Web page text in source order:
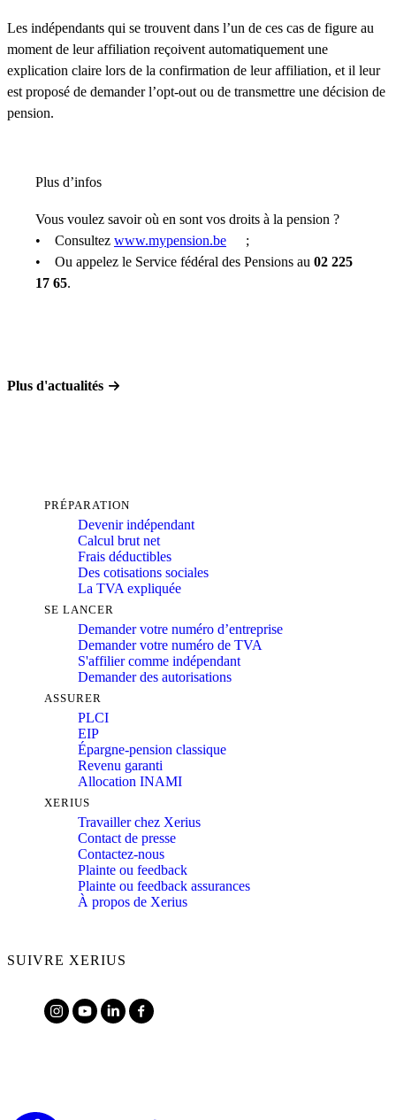
Les indépendants qui se trouvent dans l’un de ces cas de figure au
moment de leur affiliation reçoivent automatiquement une
explication claire lors de la confirmation de leur affiliation, et il leur
est proposé de demander l’opt-out ou de transmettre une décision de
pension.
Plus d’infos
Vous voulez savoir où en sont vos droits à la pension ?
• Consultez www.mypension.be
;
• Ou appelez le Service fédéral des Pensions au 02 225
17 65.
Plus d'actualités
PRÉPARATION
Devenir indépendant
Calcul brut net
Frais déductibles
Des cotisations sociales
La TVA expliquée
SE LANCER
Demander votre numéro d’entreprise
Demander votre numéro de TVA
S'affilier comme indépendant
Demander des autorisations
ASSURER
PLCI
EIP
Épargne-pension classique
Revenu garanti
Allocation INAMI
XERIUS
Travailler chez Xerius
Contact de presse
Contactez-nous
Plainte ou feedback
Plainte ou feedback assurances
À propos de Xerius
SUIVRE XERIUS